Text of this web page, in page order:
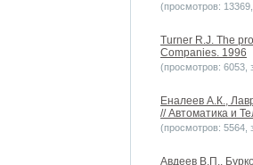
(просмотров:
Turner R.J. The
Companies. 1996
(просмотров: 6053,
Еналеев А.К.,
// Автоматика и
(просмотров: 5564,
Авдеев В.П.,